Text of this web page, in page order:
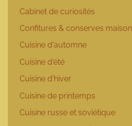
Cabinet de curiosités
Confitures & conserves maison
Cuisine d'automne
Cuisine d'été
Cuisine d'hiver
Cuisine de printemps
Cuisine russe et soviétique